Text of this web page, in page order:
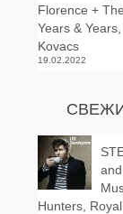
Florence +
Years &
Kovacs
19.02.2022
Hunters,